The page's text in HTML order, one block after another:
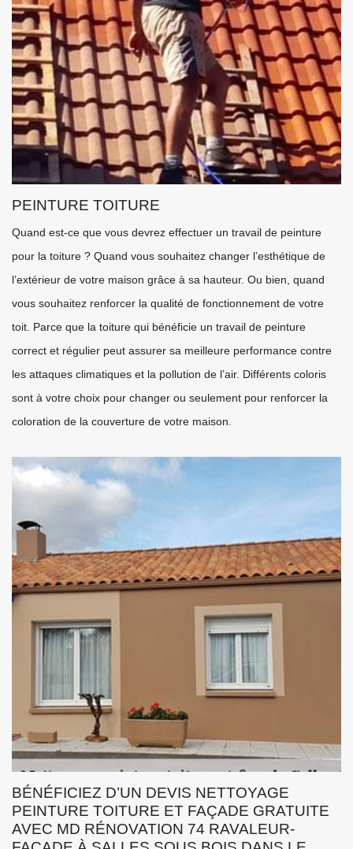
PEINTURE TOITURE
Quand est-ce que vous devrez effectuer un travail de peinture
pour la toiture ? Quand vous souhaitez changer l’esthétique de
l’extérieur de votre maison grâce à sa hauteur. Ou bien, quand
vous souhaitez renforcer la qualité de fonctionnement de votre
toit. Parce que la toiture qui bénéficie un travail de peinture
correct et régulier peut assurer sa meilleure performance contre
les attaques climatiques et la pollution de l’air. Différents coloris
sont à votre choix pour changer ou seulement pour renforcer la
coloration de la couverture de votre maison.
BÉNÉFICIEZ D’UN DEVIS NETTOYAGE
PEINTURE TOITURE ET FAÇADE GRATUITE
AVEC MD RÉNOVATION 74 RAVALEUR-